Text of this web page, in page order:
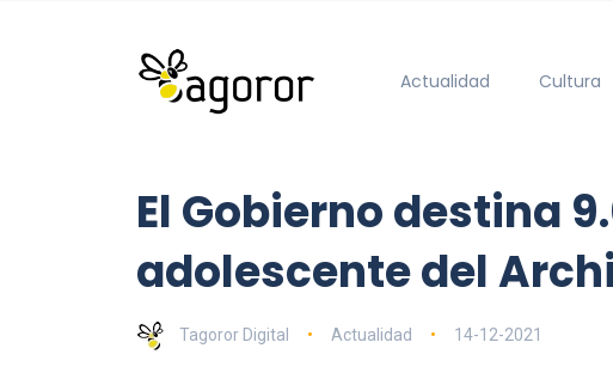
Actualidad Cultura
El Gobierno destina
adolescente del
Tagoror Digital Actualidad 14-12-2021